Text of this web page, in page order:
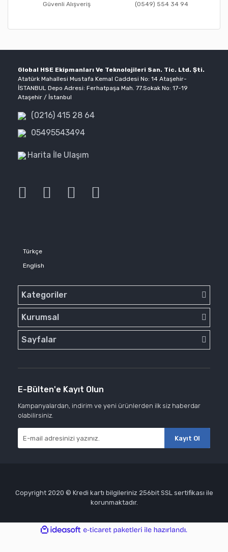
Güvenli Alışveriş (0549) 554 34 94
Global HSE Ekipmanları Ve Teknolojileri San. Tic. Ltd. Şti.
Atatürk Mahallesi Mustafa Kemal Caddesi No: 14 Ataşehir-
İSTANBUL Depo Adresi: Ferhatpaşa Mah. 77.Sokak No: 17-19
Ataşehir / İstanbul
(0216) 415 28 64
05495543494
Harita İle Ulaşım
Türkçe
English
Kategoriler
Kurumsal
Sayfalar
E-Bülten'e Kayıt Olun
Kampanyalardan, indirim ve yeni ürünlerden ilk siz haberdar
olabilirsiniz.
Kayıt Ol
Copyright 2020 © Kredi kartı bilgileriniz 256bit SSL sertifikası ile
korunmaktadır.
ideasoft
e-